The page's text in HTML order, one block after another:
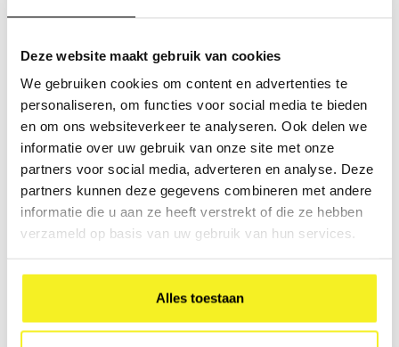
Deze website maakt gebruik van cookies
We gebruiken cookies om content en advertenties te
personaliseren, om functies voor social media te bieden
en om ons websiteverkeer te analyseren. Ook delen we
informatie over uw gebruik van onze site met onze
partners voor social media, adverteren en analyse. Deze
partners kunnen deze gegevens combineren met andere
informatie die u aan ze heeft verstrekt of die ze hebben
verzameld op basis van uw gebruik van hun services.
Alles toestaan
Share this article:
Wees de eerste om te reageren...
Laat een reactie achter